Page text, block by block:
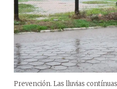
Prevención. Las lluvias